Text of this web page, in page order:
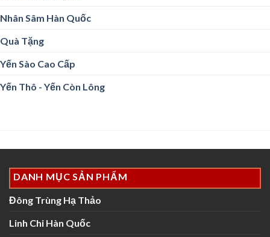
Nhân Sâm Hàn Quốc
Quà Tặng
Yến Sào Cao Cấp
Yến Thô - Yến Còn Lông
DANH MỤC SẢN PHẨM
Đông Trùng Hạ Thảo
Linh Chi Hàn Quốc